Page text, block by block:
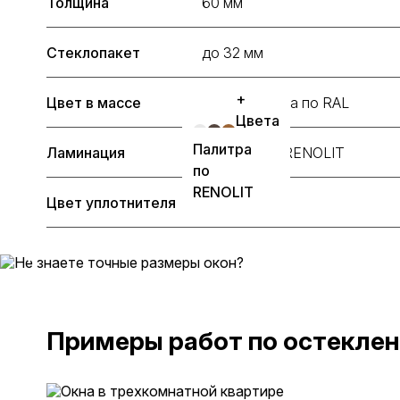
Стеклопакет
Цвет в массе
+
Цвета
по
Ламинация
Палитра
по
RENOLIT
Цвет уплотнителя
до 32 мм
+ Цвета по RAL
Палитра по RENOLIT
Примеры работ по